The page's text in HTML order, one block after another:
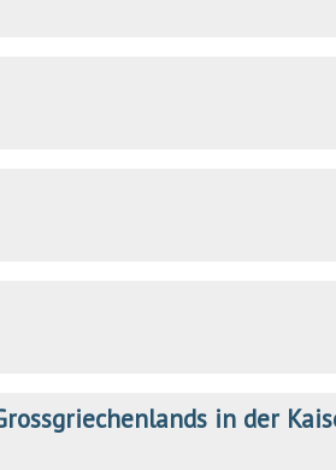
in der